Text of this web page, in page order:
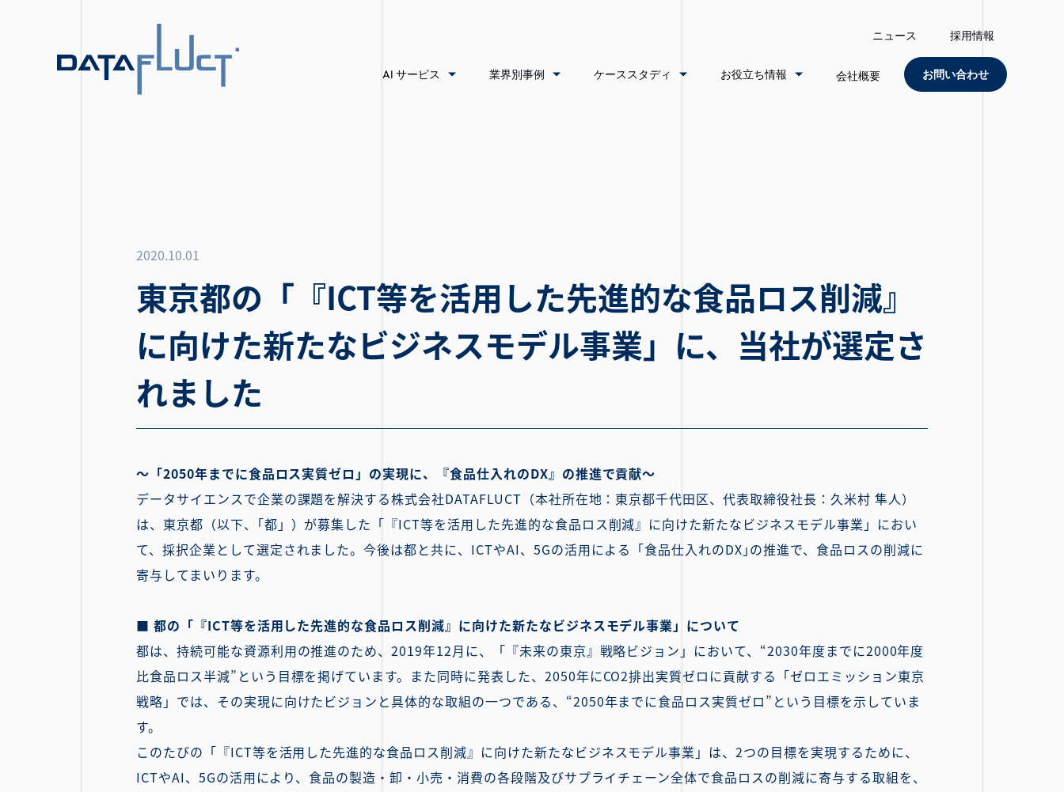
ニュース 採用情報
AI サービス 業界別事例 ケーススタディ お役立ち情報 会社概要 お問い合わせ
2020.10.01
東京都の「『ICT等を活用した先進的な食品ロス削減』
に向けた新たなビジネスモデル事業」に、当社が選定さ
れました
～「2050年までに食品ロス実質ゼロ」の実現に、『食品仕入れのDX』の推進で貢献～
データサイエンスで企業の課題を解決する株式会社DATAFLUCT（本社所在地：東京都千代田区、代表取締役社長：久米村 隼人）
は、東京都（以下、｢都」）が募集した「『ICT等を活用した先進的な食品ロス削減』に向けた新たなビジネスモデル事業」におい
て、採択企業として選定されました。今後は都と共に、ICTやAI、5Gの活用による「食品仕入れのDX｣の推進で、食品ロスの削減に
寄与してまいります。
■ 都の「『ICT等を活用した先進的な食品ロス削減』に向けた新たなビジネスモデル事業」について
都は、持続可能な資源利用の推進のため、2019年12月に、「『未来の東京』戦略ビジョン」において、“2030年度までに2000年度
比食品ロス半減”という目標を掲げています。また同時に発表した、2050年にCO2排出実質ゼロに貢献する「ゼロエミッション東京
戦略」では、その実現に向けたビジョンと具体的な取組の一つである、“2050年までに食品ロス実質ゼロ”という目標を示していま
す。
このたびの「『ICT等を活用した先進的な食品ロス削減』に向けた新たなビジネスモデル事業」は、2つの目標を実現するために、
ICTやAI、5Gの活用により、食品の製造・卸・小売・消費の各段階及びサプライチェーン全体で食品ロスの削減に寄与する取組を、